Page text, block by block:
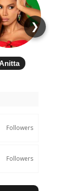
❯
Followers
Followers